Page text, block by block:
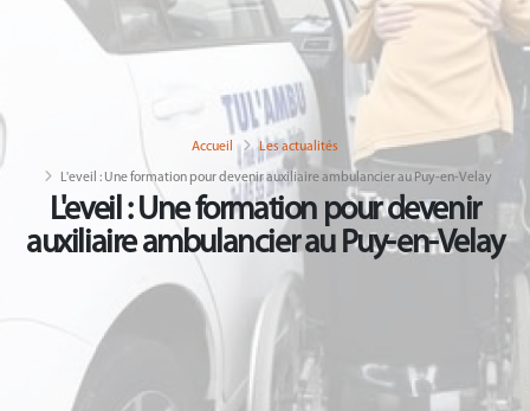
L'eveil : Une formation pour devenir
auxiliaire ambulancier au Puy-en-Velay
Accueil Les actualités
L'eveil : Une formation pour devenir auxiliaire ambulancier au Puy-en-Velay